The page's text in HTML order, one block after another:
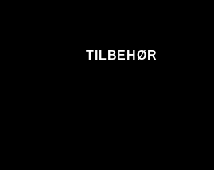
TILBEHØR